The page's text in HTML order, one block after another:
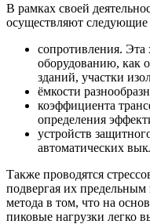
В рамках своей
осуществляют
сопротивления. Эта
оборудованию, как
зданий, участки
ёмкости
коэффициента
определения
устройств
автоматических
Также проводятся
подвергая их
метода в том, что на
пиковые нагрузки легко